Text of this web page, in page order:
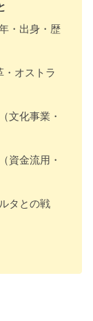
・出身・歴
・オストラ
文化事業・
（資金流用・
タとの戦